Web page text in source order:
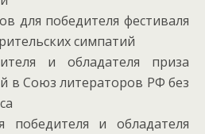
для победителя фестиваля
симпатий
и обладателя приза
в Союз литераторов РФ без
и обладателя